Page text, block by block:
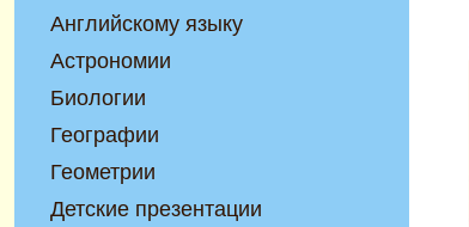
Английскому языку
Астрономии
Биологии
Географии
Геометрии
Детские презентации